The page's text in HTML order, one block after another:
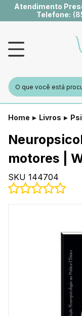
Atendimento
Telefone:
Home Livros
motores |
SKU 144704